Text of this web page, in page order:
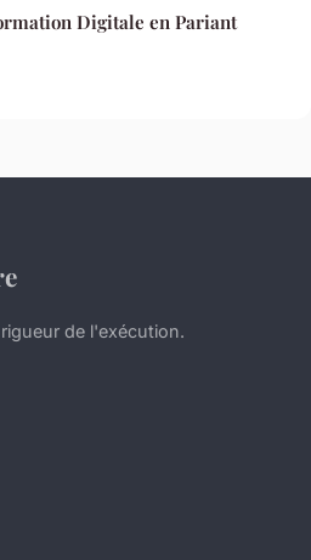
Digitale en Pariant
de l'exécution.